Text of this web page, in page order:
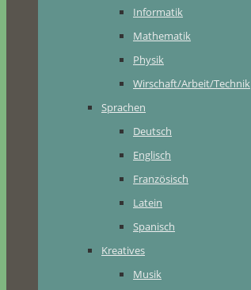
Informatik
Mathematik
Physik
Wirschaft/Arbeit/Technik
Sprachen
Deutsch
Englisch
Französisch
Latein
Spanisch
Kreatives
Musik